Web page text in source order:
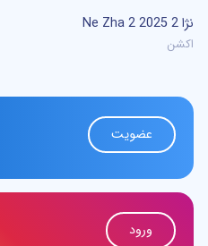
Ne Zha 2 نژا 2 2025
اکشن
عضویت
ورود